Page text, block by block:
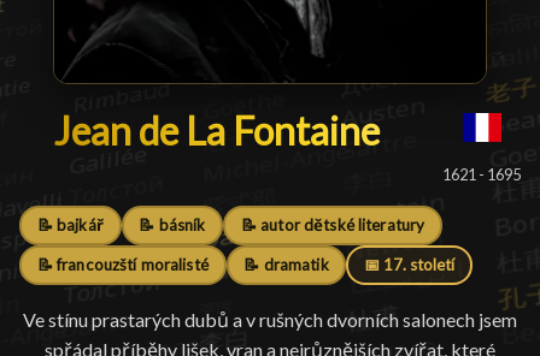
Jean de La Fontaine
Jean de La Fontaine█
1621 - 1695
📝 bajkář 📝 básník 📝 autor dětské literatury
📝 francouzští moralisté 📝 dramatik 📅 17. století
Ve stínu prastarých dubů a v rušných dvorních salonech jsem
spřádal příběhy lišek, vran a nejrůznějších zvířat, které